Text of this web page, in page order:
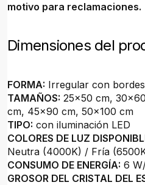
motivo para reclamaciones.
Dimensiones del
FORMA: Irregular con
TAMAÑOS: 25x50 cm,
cm, 45x90 cm, 50x100 cm
TIPO: con iluminación LED
COLORES DE LUZ
Neutra (4000K) / Fría
CONSUMO DE ENERGÍA: 6
GROSOR DEL CRISTAL DEL